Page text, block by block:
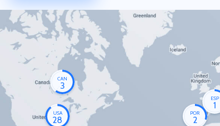
CAN
3
USA
28
POR
2
ESP
1